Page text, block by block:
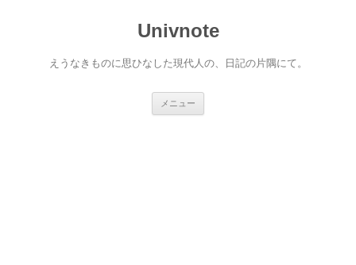
Univnote
えうなきものに思ひなした現代人の、日記の片隅にて。
メニュー